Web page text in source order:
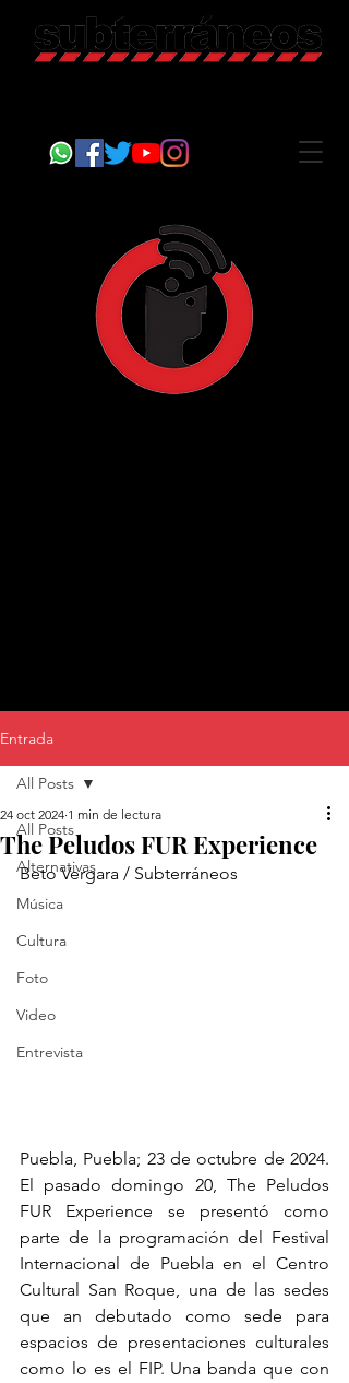
Entrada
All Posts
Alternativas
Música
Cultura
Foto
Video
Entrevista
All Posts
The Peludos FUR Experience
24 oct 2024 1 min de lectura
Beto Vergara / Subterráneos
Puebla, Puebla; 23 de octubre de 2024.
El pasado domingo 20, The Peludos
FUR Experience se presentó como
parte de la programación del Festival
Internacional de Puebla en el Centro
Cultural San Roque, una de las sedes
que an debutado como sede para
espacios de presentaciones culturales
como lo es el FIP. Una banda que con